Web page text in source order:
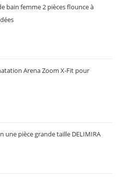
bain femme 2 pièces flounce à
Arena Zoom X-Fit pour
une pièce grande taille DELIMIRA